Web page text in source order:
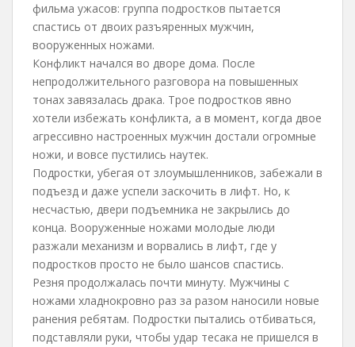
фильма ужасов: группа подростков пытается
спастись от двоих разъяренных мужчин,
вооруженных ножами.
Конфликт начался во дворе дома. После
непродолжительного разговора на повышенных
тонах завязалась драка. Трое подростков явно
хотели избежать конфликта, а в момент, когда двое
агрессивно настроенных мужчин достали огромные
ножи, и вовсе пустились наутек.
Подростки, убегая от злоумышленников, забежали в
подъезд и даже успели заскочить в лифт. Но, к
несчастью, двери подъемника не закрылись до
конца. Вооруженные ножами молодые люди
разжали механизм и ворвались в лифт, где у
подростков просто не было шансов спастись.
Резня продолжалась почти минуту. Мужчины с
ножами хладнокровно раз за разом наносили новые
ранения ребятам. Подростки пытались отбиваться,
подставляли руки, чтобы удар тесака не пришелся в